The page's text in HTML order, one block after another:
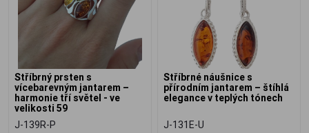
Stříbrný prsten s
vícebarevným jantarem –
harmonie tří světel - ve
velikosti 59
J-139R-P
Stříbrné náušnice s
přírodním jantarem – štíhlá
elegance v teplých tónech
J-131E-U